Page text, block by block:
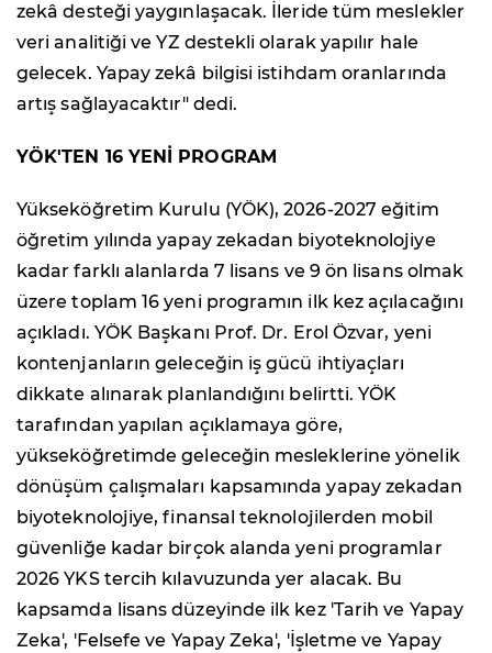
zekâ desteği yaygınlaşacak. İleride tüm meslekler
veri analitiği ve YZ destekli olarak yapılır hale
gelecek. Yapay zekâ bilgisi istihdam oranlarında
artış sağlayacaktır" dedi.
YÖK'TEN 16 YENİ PROGRAM
Yükseköğretim Kurulu (YÖK), 2026-2027 eğitim
öğretim yılında yapay zekadan biyoteknolojiye
kadar farklı alanlarda 7 lisans ve 9 ön lisans olmak
üzere toplam 16 yeni programın ilk kez açılacağını
açıkladı. YÖK Başkanı Prof. Dr. Erol Özvar, yeni
kontenjanların geleceğin iş gücü ihtiyaçları
dikkate alınarak planlandığını belirtti. YÖK
tarafından yapılan açıklamaya göre,
yükseköğretimde geleceğin mesleklerine yönelik
dönüşüm çalışmaları kapsamında yapay zekadan
biyoteknolojiye, finansal teknolojilerden mobil
güvenliğe kadar birçok alanda yeni programlar
2026 YKS tercih kılavuzunda yer alacak. Bu
kapsamda lisans düzeyinde ilk kez 'Tarih ve Yapay
Zeka', 'Felsefe ve Yapay Zeka', 'İşletme ve Yapay